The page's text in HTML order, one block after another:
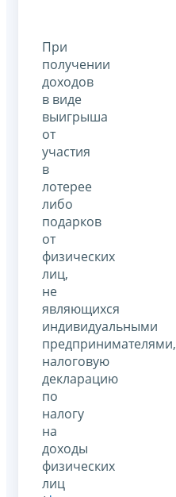
При
получении
доходов
в виде
выигрыша
от
участия
в
лотерее
либо
подарков
от
физических
лиц,
не
являющихся
индивидуальными
предпринимателями,
налоговую
декларацию
по
налогу
на
доходы
физических
лиц